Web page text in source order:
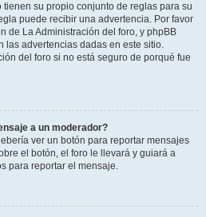
su propio conjunto de reglas para su
puede recibir una advertencia. Por favor
de La Administración del foro, y phpBB
las advertencias dadas en este sitio.
del foro si no está seguro de porqué fue
a un moderador?
ver un botón para reportar mensajes
el botón, el foro le llevará y guiará a
para reportar el mensaje.